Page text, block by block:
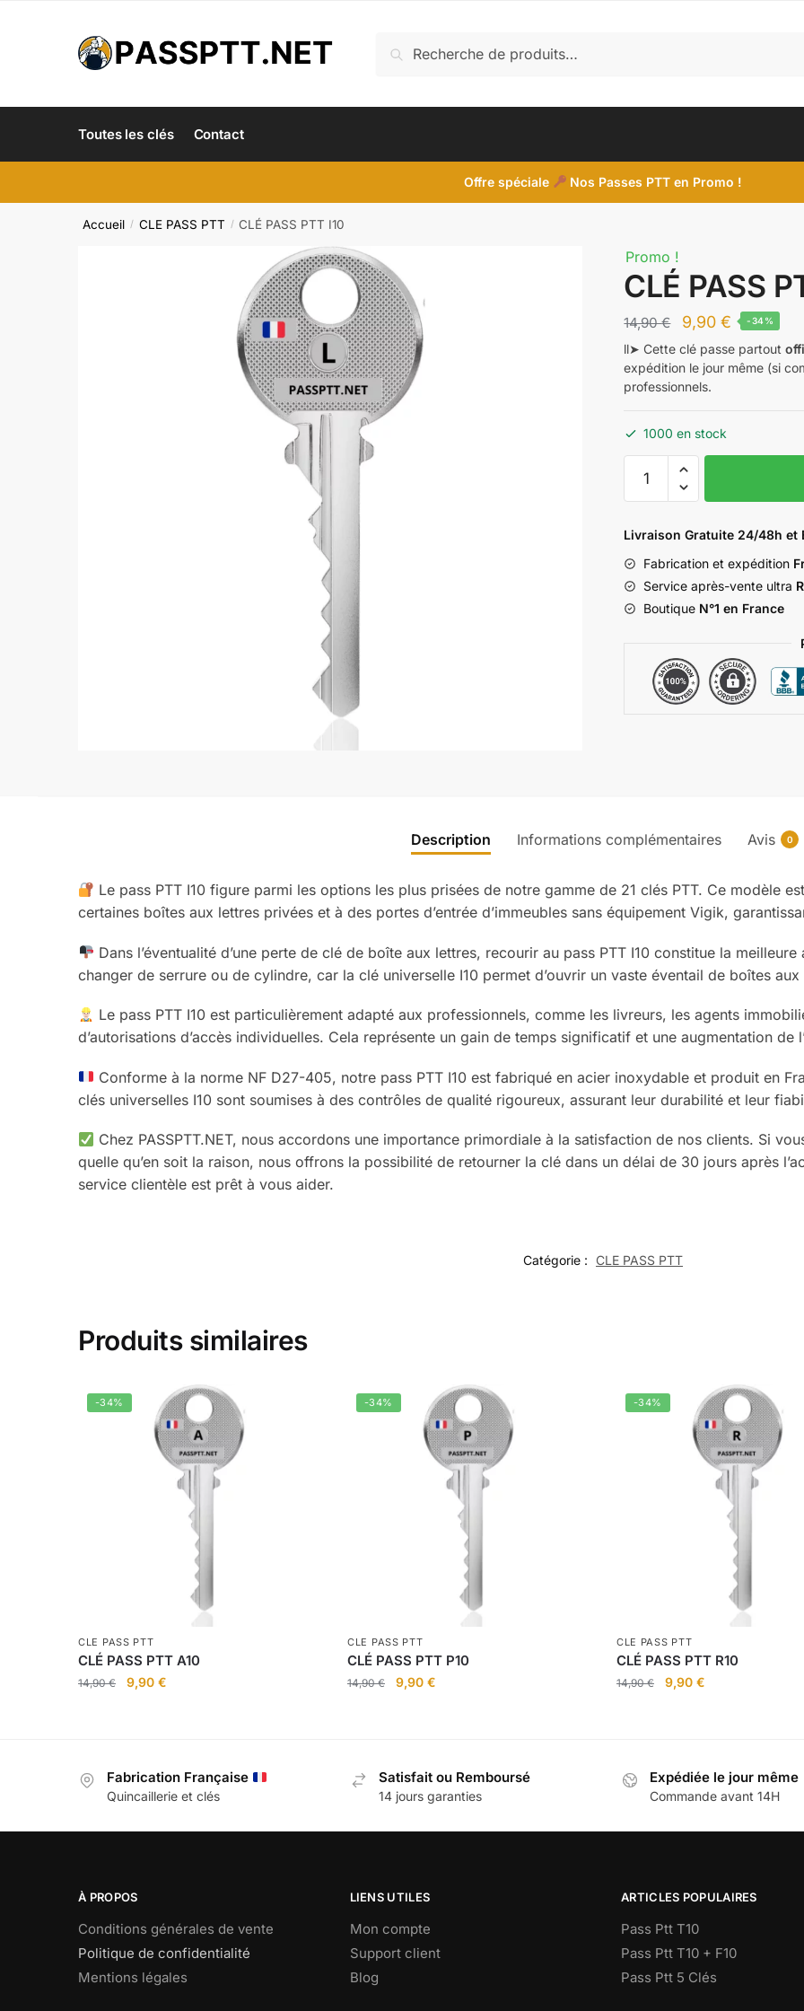
pour :
Recherche
Toutes les clés Contact
Offre spéciale Nos Passes PTT en Promo !
Accueil / CLE PASS PTT / CLÉ PASS PTT I10
Promo !
CLÉ PASS
14,90€
Le
prix
initial
14,90 €.
9,90€ Le
prix
actuel
-34%
ll➤ Cette clé passe partout
expédition le jour même (si
professionnels.
1000 en stock
PASS
PTT
I10
Livraison Gratuite 24/48h et
Fabrication et expédition
Service après-vente ultra
Boutique N°1 en France
Description Informations complémentaires Avis 0
Le pass PTT I10 figure parmi les options les plus prisées de notre gamme de 21 clés PTT. Ce modèle
certaines boîtes aux lettres privées et à des portes d’entrée d’immeubles sans équipement Vigik,
Dans l’éventualité d’une perte de clé de boîte aux lettres, recourir au pass PTT I10 constitue la
changer de serrure ou de cylindre, car la clé universelle I10 permet d’ouvrir un vaste éventail de boîtes
Le pass PTT I10 est particulièrement adapté aux professionnels, comme les livreurs, les agents
d’autorisations d’accès individuelles. Cela représente un gain de temps significatif et une augmentation de
Conforme à la norme NF D27-405, notre pass PTT I10 est fabriqué en acier inoxydable et produit en
clés universelles I10 sont soumises à des contrôles de qualité rigoureux, assurant leur durabilité et leur
Chez PASSPTT.NET, nous accordons une importance primordiale à la satisfaction de nos clients. Si
quelle qu’en soit la raison, nous offrons la possibilité de retourner la clé dans un délai de 30 jours après
service clientèle est prêt à vous aider.
Catégorie : CLE PASS PTT
Produits similaires
-34%
CLE PASS PTT
CLÉ PASS PTT A10
14,90€
Le
9,90€
-34%
CLE PASS PTT
CLÉ PASS PTT P10
14,90€
Le
9,90 €
-34%
CLE PASS PTT
CLÉ PASS PTT R10
14,90€
Le
9,90 €Le
Fabrication Française
Quincaillerie et clés
Satisfait ou Remboursé
14 jours garanties
Expédiée le jour même
Commande avant 14H
À PROPOS
Conditions générales de vente
Politique de confidentialité
Mentions légales
LIENS UTILES
Mon compte
Support client
Blog
ARTICLES POPULAIRES
Pass Ptt T10
Pass Ptt T10 + F10
Pass Ptt 5 Clés